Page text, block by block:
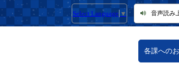
Select Language ▼ 音声読み
各課への